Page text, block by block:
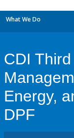
What We Do
CDI
Energy,
DPF